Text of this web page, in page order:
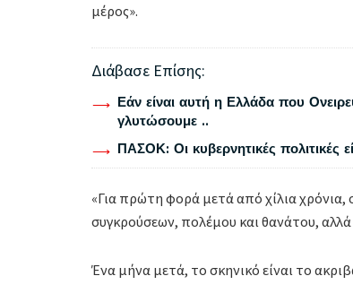
μέρος».
Διάβασε Επίσης:
Εάν είναι αυτή η Ελλάδα που
γλυτώσουμε ..
ΠΑΣΟΚ: Οι κυβερνητικές πολιτικές
«Για πρώτη φορά μετά από χίλια
συγκρούσεων, πολέμου και θανάτου, αλλά
Ένα μήνα μετά, το σκηνικό είναι το